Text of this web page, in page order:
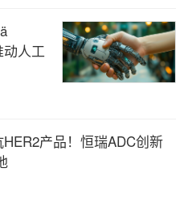
人工
产品！恒瑞ADC创新